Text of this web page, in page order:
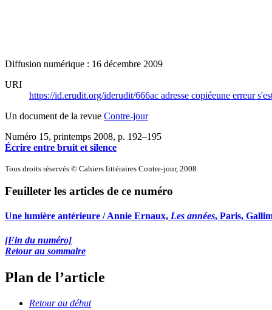
Diffusion numérique : 16 décembre 2009
URI
https://id.erudit.org/iderudit/666ac adresse copiéeune erreur
Un document de la revue Contre-jour
Numéro 15, printemps 2008, p. 192–195
Écrire entre bruit et silence
Tous droits réservés © Cahiers littéraires Contre-jour, 2008
Feuilleter les articles de ce numéro
Une lumière antérieure / Annie Ernaux, Les années, Paris,
[Fin du numéro]
Retour au sommaire
Plan de l’article
Retour au début